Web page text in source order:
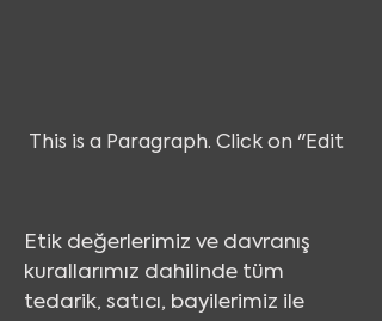
This is a Paragraph. Click on "Edit
Etik değerlerimiz ve davranış
kurallarımız dahilinde tüm
tedarik, satıcı, bayilerimiz ile